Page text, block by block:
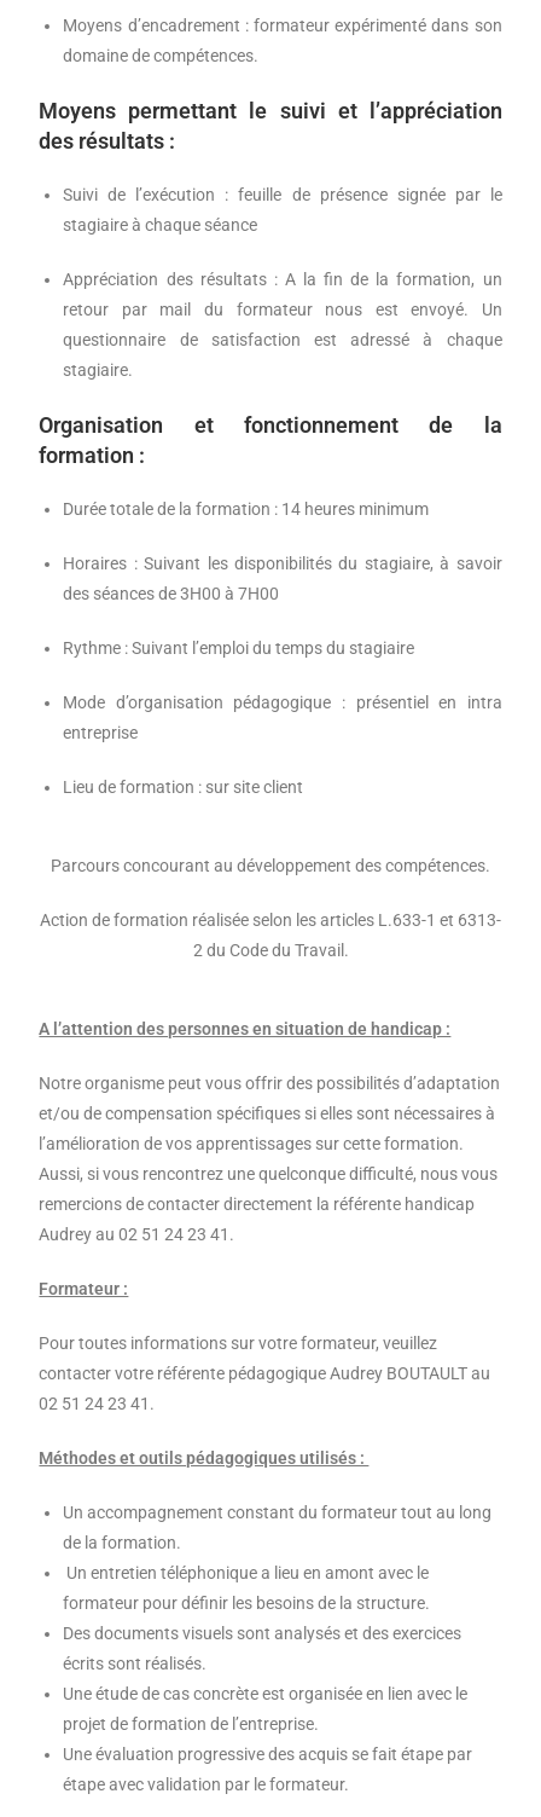
Moyens d’encadrement : formateur expérimenté dans son
domaine de compétences.
Moyens permettant le suivi et l’appréciation
des résultats :
Suivi de l’exécution : feuille de présence signée par le
stagiaire à chaque séance
Appréciation des résultats : A la fin de la formation, un
retour par mail du formateur nous est envoyé. Un
questionnaire de satisfaction est adressé à chaque
stagiaire.
Organisation et fonctionnement de la
formation :
Durée totale de la formation : 14 heures minimum
Horaires : Suivant les disponibilités du stagiaire, à savoir
des séances de 3H00 à 7H00
Rythme : Suivant l’emploi du temps du stagiaire
Mode d’organisation pédagogique : présentiel en intra
entreprise
Lieu de formation : sur site client
Parcours concourant au développement des compétences.
Action de formation réalisée selon les articles L.633-1 et 6313-
2 du Code du Travail.
A l’attention des personnes en situation de handicap :
Notre organisme peut vous offrir des possibilités d’adaptation
et/ou de compensation spécifiques si elles sont nécessaires à
l’amélioration de vos apprentissages sur cette formation.
Aussi, si vous rencontrez une quelconque difficulté, nous vous
remercions de contacter directement la référente handicap
Audrey au 02 51 24 23 41.
Formateur :
Pour toutes informations sur votre formateur, veuillez
contacter votre référente pédagogique Audrey BOUTAULT au
02 51 24 23 41.
Méthodes et outils pédagogiques utilisés :
Un accompagnement constant du formateur tout au long
de la formation.
Un entretien téléphonique a lieu en amont avec le
formateur pour définir les besoins de la structure.
Des documents visuels sont analysés et des exercices
écrits sont réalisés.
Une étude de cas concrète est organisée en lien avec le
projet de formation de l’entreprise.
Une évaluation progressive des acquis se fait étape par
étape avec validation par le formateur.